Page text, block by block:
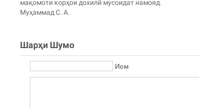
мақомоти корҳои дохилӣ мусоидат намояд.
Муҳаммад С. А.
Шарҳи Шумо
Исм